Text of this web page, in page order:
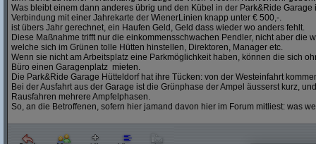
Was bleibt einem dann anderes übrig und den Kübel in der Park&Ride Garage
Verbindung mit einer Jahrekarte der WienerLinien knapp unter € 500,-.
ist übers Jahr gerechnet, ein Haufen Geld, Geld dass wieder wo anders fehlt.
Diese Maßnahme trifft nur die einkommensschwachen Pendler, nicht aber die
welche sich im Grünen tolle Hütten hinstellen, Direktoren, Manager etc.
Wenn sie nicht am Arbeitsplatz eine Parkmöglichkeit haben, können die sich
Büro einen Garagenplatz mieten.
Die Park&Ride Garage Hütteldorf hat ihre Tücken: von der Westeinfahrt
Bei der Ausfahrt aus der Garage ist die Grünphase der Ampel äusserst kurz,
Rausfahren mehrere Ampfelphasen.
So, an die Betroffenen, sofern hier jamand davon hier im Forum mitliest: was